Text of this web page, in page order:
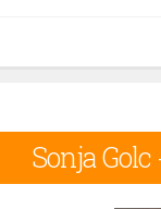
Sonja